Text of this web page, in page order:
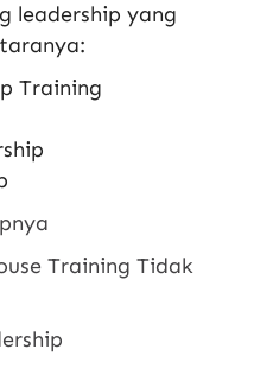
leadership yang
Training
Training Tidak